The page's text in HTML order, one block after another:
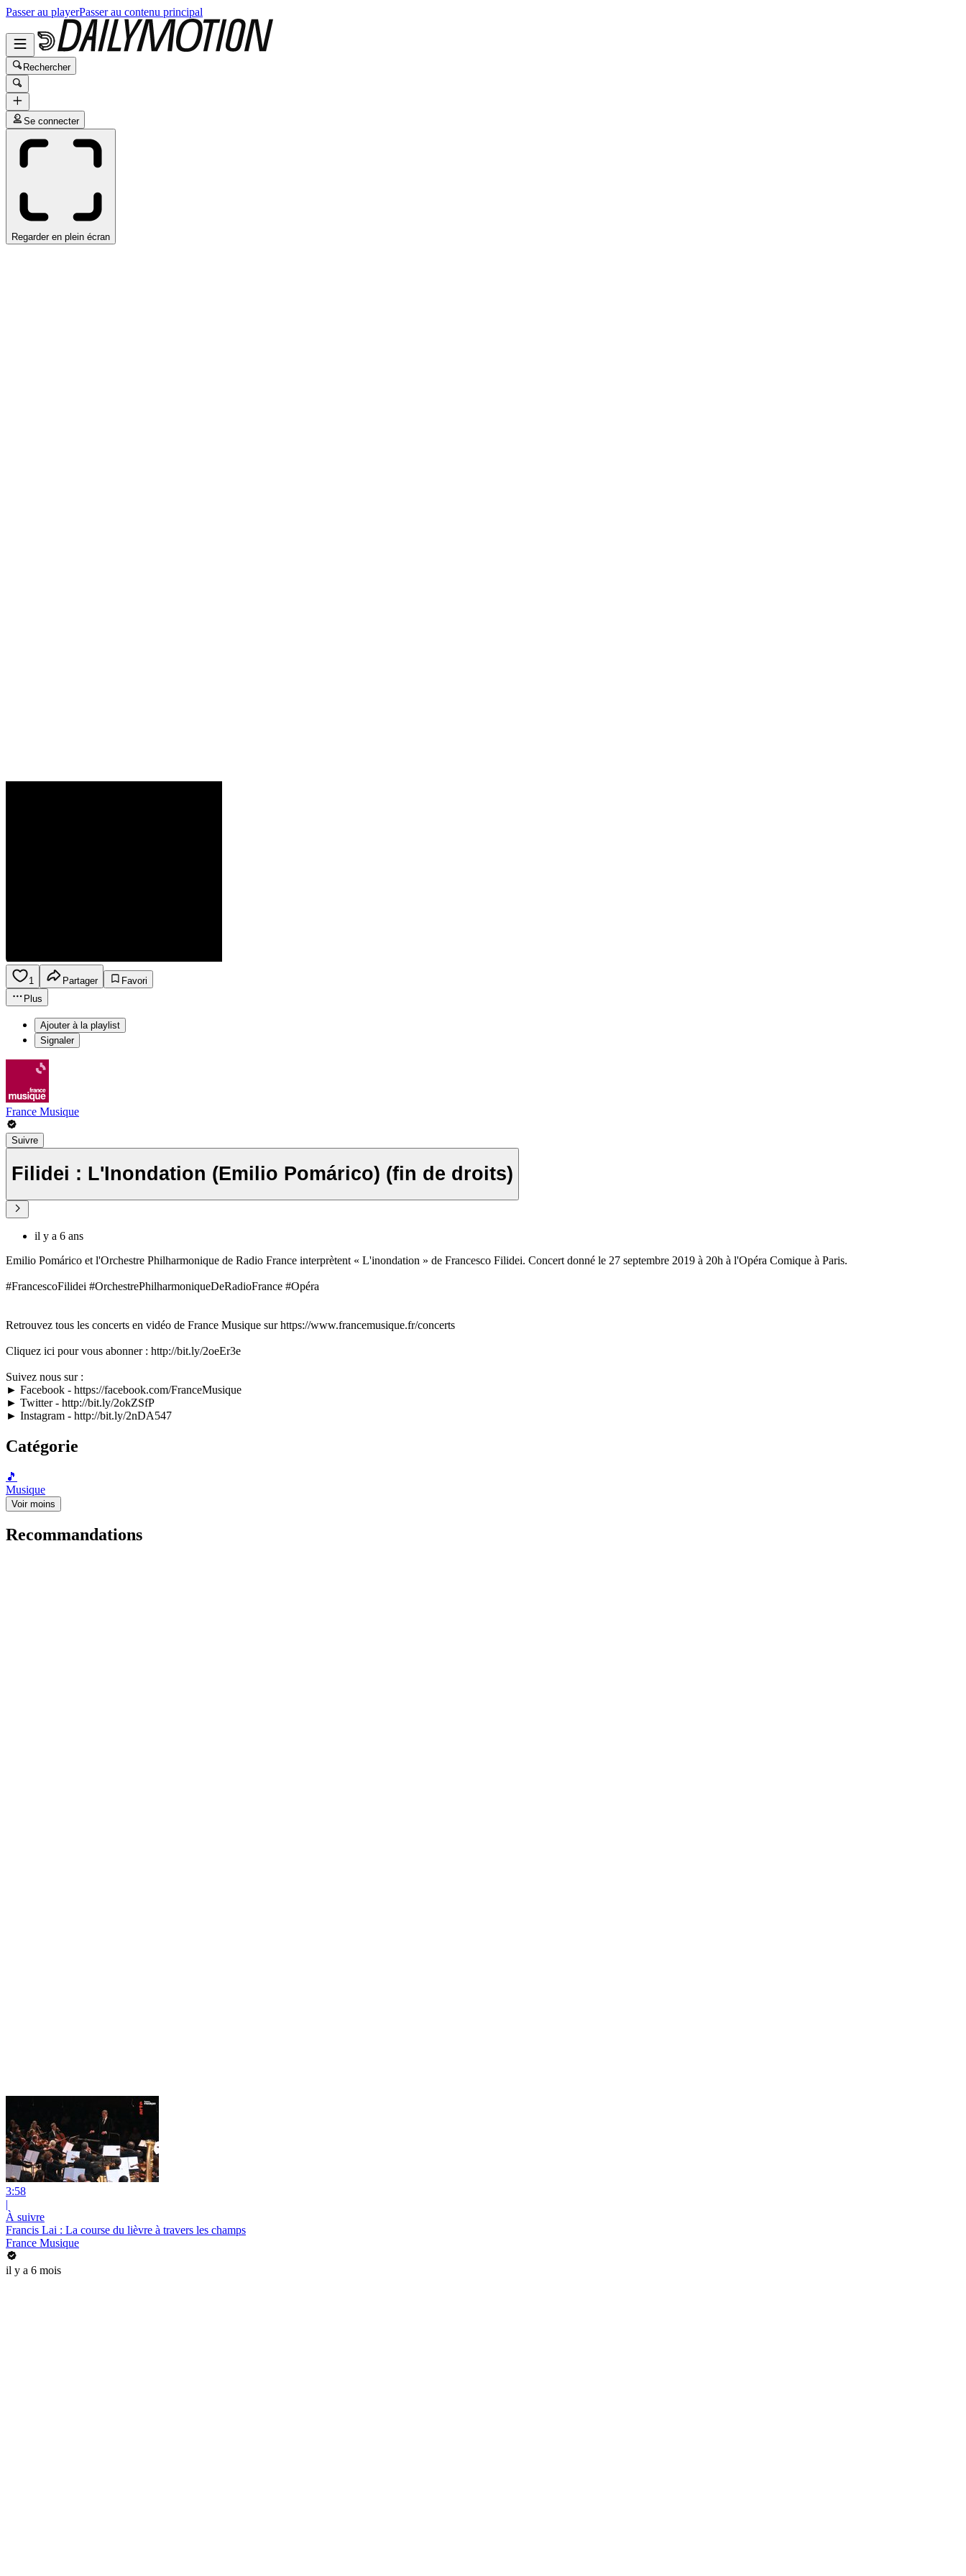
Passer au playerPasser au contenu principal
Rechercher
Se connecter
Regarder en plein écran
1 Partager
Favori
Plus
Ajouter à la playlist
Signaler
France Musique
Suivre
Filidei : L'Inondation (Emilio Pomárico) (fin de droits)
il y a 6 ans
Emilio Pomárico et l'Orchestre Philharmonique de Radio France interprètent « L'inondation » de Francesco Filidei. Concert donné le 27 septembre 2019 à 20h à l'Opéra Comique à Paris.
#FrancescoFilidei #OrchestrePhilharmoniqueDeRadioFrance #Opéra
Retrouvez tous les concerts en vidéo de France Musique sur https://www.francemusique.fr/concerts
Cliquez ici pour vous abonner : http://bit.ly/2oeEr3e
Suivez nous sur :
► Facebook - https://facebook.com/FranceMusique
► Twitter - http://bit.ly/2okZSfP
► Instagram - http://bit.ly/2nDA547
Catégorie
🎵
Musique
Voir moins
Recommandations
3:58
|
À suivre
Francis Lai : La course du lièvre à travers les champs
France Musique
il y a 6 mois